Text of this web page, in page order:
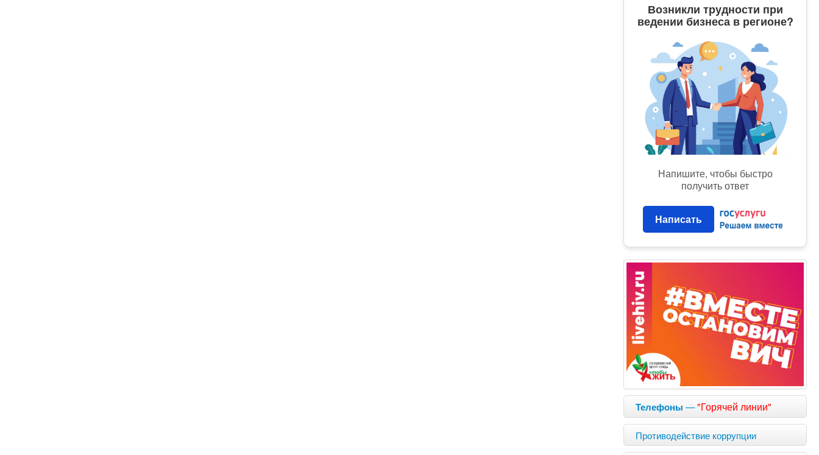
Возникли трудности при
ведении бизнеса в регионе?
Напишите, чтобы быстро
получить ответ
Написать
Телефоны —"Горячей линии"
Противодействие коррупции